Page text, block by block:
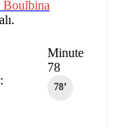
Minute
78
78‎’‎